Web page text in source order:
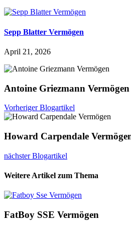
Sepp Blatter Vermögen
April 21, 2026
Antoine Griezmann Vermögen
Vorheriger Blogartikel
Howard Carpendale
nächster Blogartikel
Weitere Artikel zum Thema
FatBoy SSE Vermögen